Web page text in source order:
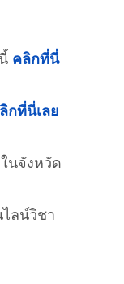
คลิกที่นี่
กที่นี่เลย
นจังหวัด
ลน์วิชา